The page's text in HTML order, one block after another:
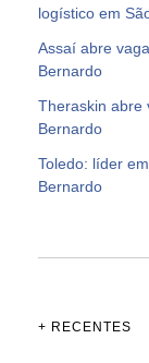
logístico em
Assaí abre
Bernardo
Theraskin abre
Bernardo
Toledo: líder
Bernardo
+ RECENTES